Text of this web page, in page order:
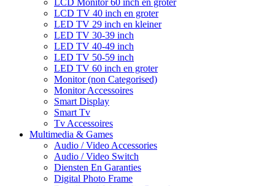
LCD Monitor 60 inch en groter
LCD TV 40 inch en groter
LED TV 29 inch en kleiner
LED TV 30-39 inch
LED TV 40-49 inch
LED TV 50-59 inch
LED TV 60 inch en groter
Monitor (non Categorised)
Monitor Accessoires
Smart Display
Smart Tv
Tv Accessoires
Multimedia & Games
Audio / Video Accessories
Audio / Video Switch
Diensten En Garanties
Digital Photo Frame